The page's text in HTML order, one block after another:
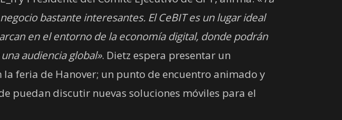
bastante interesantes. El CeBIT es un lugar ideal
en el entorno de la economía digital, donde podrán
audiencia global». Dietz espera presentar un
la feria de Hanover; un punto de encuentro animado y
puedan discutir nuevas soluciones móviles para el